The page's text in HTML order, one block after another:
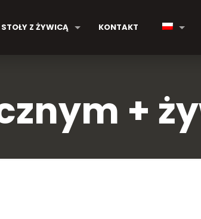
STOŁY Z ŻYWICĄ KONTAKT
+